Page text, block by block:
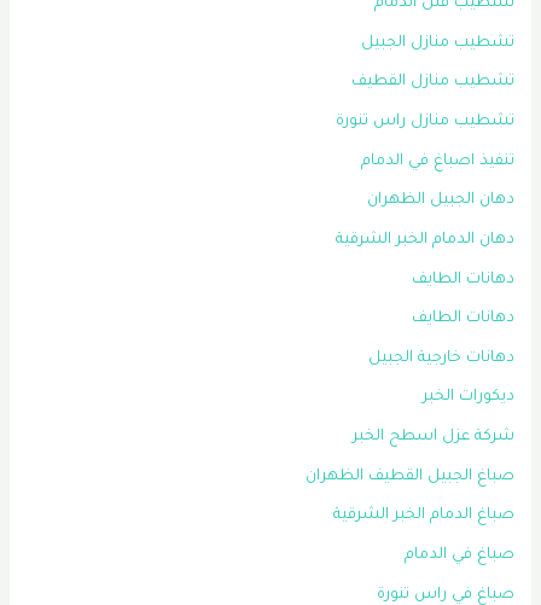
تشطيب فلل الدمام
تشطيب منازل الجبيل
تشطيب منازل القطيف
تشطيب منازل راس تنورة
تنفيذ اصباغ في الدمام
دهان الجبيل الظهران
دهان الدمام الخبر الشرقية
دهانات الطايف
دهانات الطايف
دهانات خارجية الجبيل
ديكورات الخبر
شركة عزل اسطح الخبر
صباغ الجبيل القطيف الظهران
صباغ الدمام الخبر الشرقية
صباغ في الدمام
صباغ في راس تنورة